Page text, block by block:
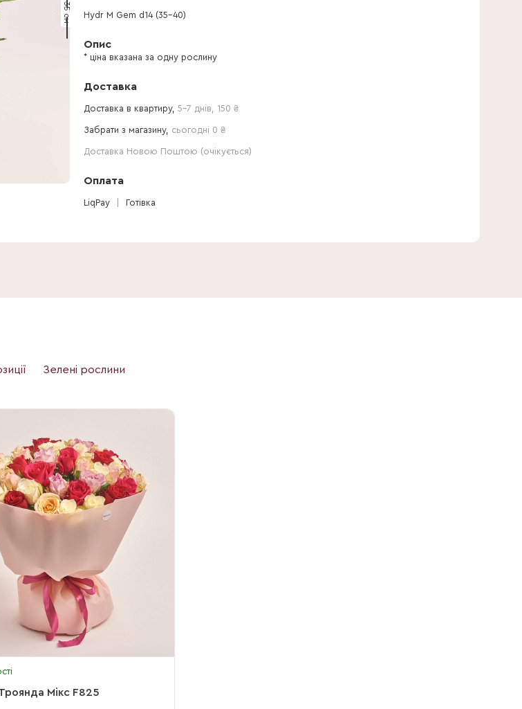
35 см Hydr M Gem d14 (35-40)
Опис
* ціна вказана за одну рослину
Доставка
Доставка в квартиру, 5-7 днів 150 ₴
Забрати з магазину, сьогодні 0 ₴
Доставка Новою Поштою (очікується)
Оплата
LiqPay Готівка
Зелені рослини
Мікс F825